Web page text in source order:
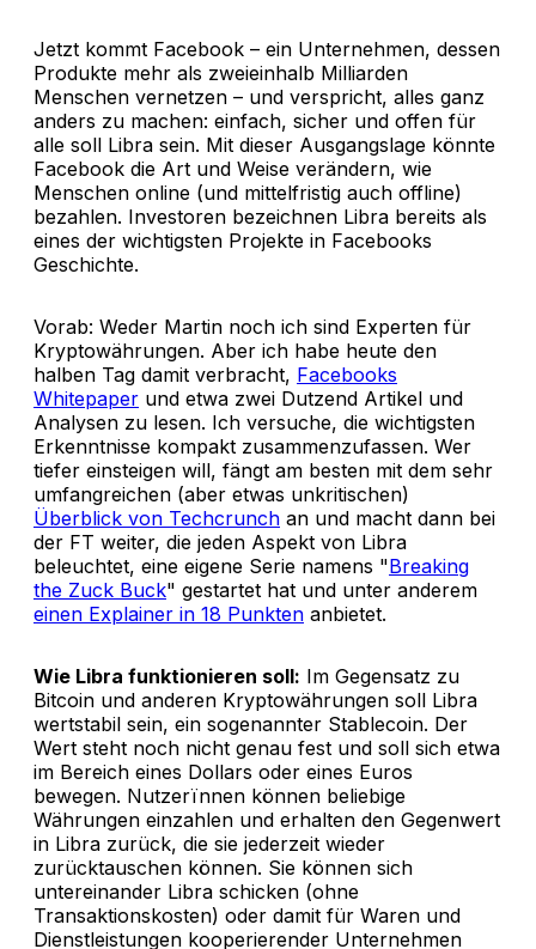
Jetzt kommt Facebook – ein Unternehmen, dessen
Produkte mehr als zweieinhalb Milliarden
Menschen vernetzen – und verspricht, alles ganz
anders zu machen: einfach, sicher und offen für
alle soll Libra sein. Mit dieser Ausgangslage könnte
Facebook die Art und Weise verändern, wie
Menschen online (und mittelfristig auch offline)
bezahlen. Investoren bezeichnen Libra bereits als
eines der wichtigsten Projekte in Facebooks
Geschichte.
Vorab: Weder Martin noch ich sind Experten für
Kryptowährungen. Aber ich habe heute den
halben Tag damit verbracht, Facebooks
Whitepaper und etwa zwei Dutzend Artikel und
Analysen zu lesen. Ich versuche, die wichtigsten
Erkenntnisse kompakt zusammenzufassen. Wer
tiefer einsteigen will, fängt am besten mit dem sehr
umfangreichen (aber etwas unkritischen)
Überblick von Techcrunch an und macht dann bei
der FT weiter, die jeden Aspekt von Libra
beleuchtet, eine eigene Serie namens "Breaking
the Zuck Buck" gestartet hat und unter anderem
einen Explainer in 18 Punkten anbietet.
Wie Libra funktionieren soll: Im Gegensatz zu
Bitcoin und anderen Kryptowährungen soll Libra
wertstabil sein, ein sogenannter Stablecoin. Der
Wert steht noch nicht genau fest und soll sich etwa
im Bereich eines Dollars oder eines Euros
bewegen. Nutzerïnnen können beliebige
Währungen einzahlen und erhalten den Gegenwert
in Libra zurück, die sie jederzeit wieder
zurücktauschen können. Sie können sich
untereinander Libra schicken (ohne
Transaktionskosten) oder damit für Waren und
Dienstleistungen kooperierender Unternehmen